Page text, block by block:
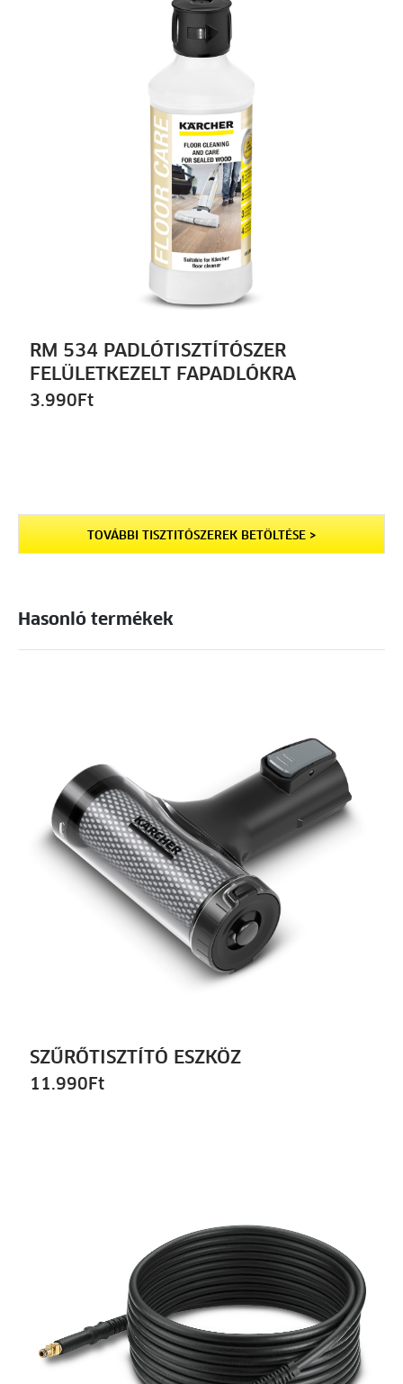
RM 534 PADLÓTISZTÍTÓSZER
FELÜLETKEZELT FAPADLÓKRA
3.990 Ft
TOVÁBBI TISZTITÓSZEREK BETÖLTÉSE >
Hasonló termékek
SZŰRŐTISZTÍTÓ ESZKÖZ
11.990 Ft